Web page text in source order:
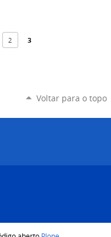
2 3
Voltar para o topo